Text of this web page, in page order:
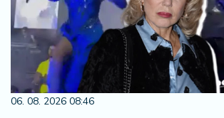
06. 08. 2026 08:46